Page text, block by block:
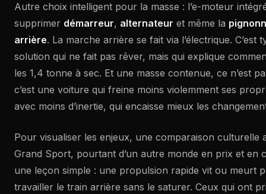
Autre choix intelligent pour la masse : l’e-moteur
supprimer démarreur, alternateur et même la
arrière. La marche arrière se fait via l’électrique. C’est
solution qui ne fait pas rêver, mais qui explique
les 1,4 tonne à sec. Et une masse contenue, ce n’est
c’est une voiture qui freine moins violemment ses
avec moins d’inertie, qui encaisse mieux les
Pour visualiser les enjeux, une comparaison culturelle
Grand Sport, pourtant d’un autre monde en prix et en
une leçon simple : une propulsion rapide vit ou meurt
travailler le train arrière sans le saturer. Ceux qui ont